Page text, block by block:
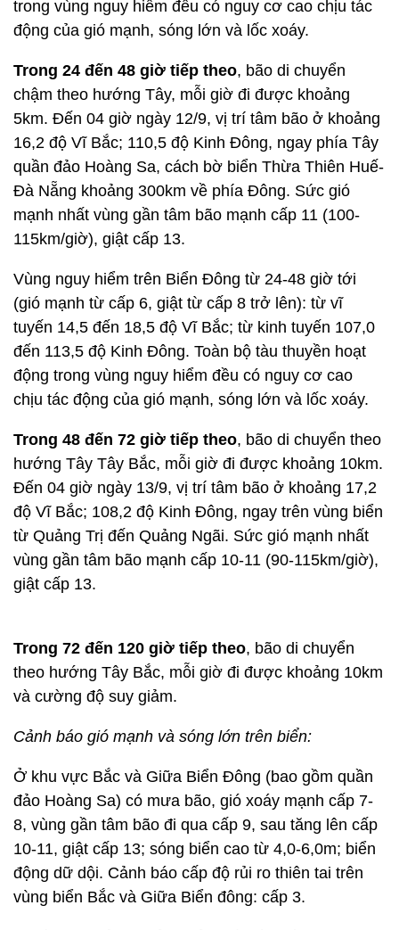
trong vùng nguy hiểm đều có nguy cơ cao chịu tác
động của gió mạnh, sóng lớn và lốc xoáy.
Trong 24 đến 48 giờ tiếp theo, bão di chuyển
chậm theo hướng Tây, mỗi giờ đi được khoảng
5km. Đến 04 giờ ngày 12/9, vị trí tâm bão ở khoảng
16,2 độ Vĩ Bắc; 110,5 độ Kinh Đông, ngay phía Tây
quần đảo Hoàng Sa, cách bờ biển Thừa Thiên Huế-
Đà Nẵng khoảng 300km về phía Đông. Sức gió
mạnh nhất vùng gần tâm bão mạnh cấp 11 (100-
115km/giờ), giật cấp 13.
Vùng nguy hiểm trên Biển Đông từ 24-48 giờ tới
(gió mạnh từ cấp 6, giật từ cấp 8 trở lên): từ vĩ
tuyến 14,5 đến 18,5 độ Vĩ Bắc; từ kinh tuyến 107,0
đến 113,5 độ Kinh Đông. Toàn bộ tàu thuyền hoạt
động trong vùng nguy hiểm đều có nguy cơ cao
chịu tác động của gió mạnh, sóng lớn và lốc xoáy.
Trong 48 đến 72 giờ tiếp theo, bão di chuyển theo
hướng Tây Tây Bắc, mỗi giờ đi được khoảng 10km.
Đến 04 giờ ngày 13/9, vị trí tâm bão ở khoảng 17,2
độ Vĩ Bắc; 108,2 độ Kinh Đông, ngay trên vùng biển
từ Quảng Trị đến Quảng Ngãi. Sức gió mạnh nhất
vùng gần tâm bão mạnh cấp 10-11 (90-115km/giờ),
giật cấp 13.
Trong 72 đến 120 giờ tiếp theo, bão di chuyển
theo hướng Tây Bắc, mỗi giờ đi được khoảng 10km
và cường độ suy giảm.
Cảnh báo gió mạnh và sóng lớn trên biển:
Ở khu vực Bắc và Giữa Biển Đông (bao gồm quần
đảo Hoàng Sa) có mưa bão, gió xoáy mạnh cấp 7-
8, vùng gần tâm bão đi qua cấp 9, sau tăng lên cấp
10-11, giật cấp 13; sóng biển cao từ 4,0-6,0m; biển
động dữ dội. Cảnh báo cấp độ rủi ro thiên tai trên
vùng biển Bắc và Giữa Biển đông: cấp 3.